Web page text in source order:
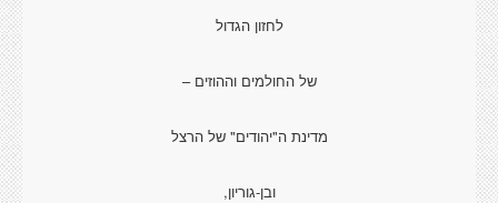
לחזון הגדול
של החולמים וההוזים –
מדינת ה"יהודים" של הרצל
ובן-גוריון,